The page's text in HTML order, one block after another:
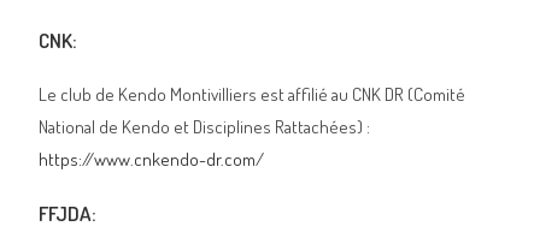
CNK:
Le club de Kendo Montivilliers est affilié au CNK DR (Comité
National de Kendo et Disciplines Rattachées) :
https://www.cnkendo-dr.com/
FFJDA: